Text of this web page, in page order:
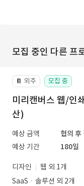
모집 중인 다른 프
📔 외주 모집 중
미리캔버스 웹/인
산)
예상 금액
협의 후
예상 기간
180일
디자인
웹 외 1개
SaaSㆍ솔루션 외 2개